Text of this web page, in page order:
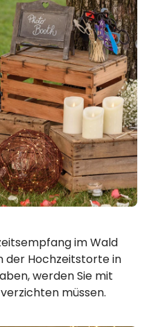
im Wald
der Hochzeitstorte in
werden Sie mit
müssen.